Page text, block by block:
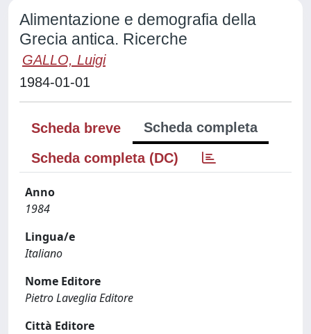
Alimentazione e demografia della
Grecia antica. Ricerche
GALLO, Luigi
1984-01-01
Scheda breve
Scheda completa
Scheda completa (DC)
Anno
1984
Lingua/e
Italiano
Nome Editore
Pietro Laveglia Editore
Città Editore